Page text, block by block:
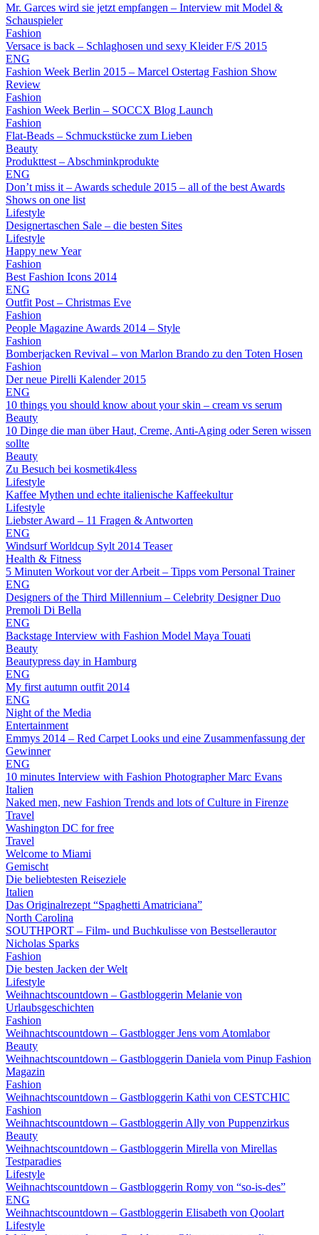
Mr. Garces wird sie jetzt empfangen – Interview mit Model &
Schauspieler
Fashion
Versace is back – Schlaghosen und sexy Kleider F/S 2015
ENG
Fashion Week Berlin 2015 – Marcel Ostertag Fashion Show
Review
Fashion
Fashion Week Berlin – SOCCX Blog Launch
Fashion
Flat-Beads – Schmuckstücke zum Lieben
Beauty
Produkttest – Abschminkprodukte
ENG
Don’t miss it – Awards schedule 2015 – all of the best Awards
Shows on one list
Lifestyle
Designertaschen Sale – die besten Sites
Lifestyle
Happy new Year
Fashion
Best Fashion Icons 2014
ENG
Outfit Post – Christmas Eve
Fashion
People Magazine Awards 2014 – Style
Fashion
Bomberjacken Revival – von Marlon Brando zu den Toten Hosen
Fashion
Der neue Pirelli Kalender 2015
ENG
10 things you should know about your skin – cream vs serum
Beauty
10 Dinge die man über Haut, Creme, Anti-Aging oder Seren wissen
sollte
Beauty
Zu Besuch bei kosmetik4less
Lifestyle
Kaffee Mythen und echte italienische Kaffeekultur
Lifestyle
Liebster Award – 11 Fragen & Antworten
ENG
Windsurf Worldcup Sylt 2014 Teaser
Health & Fitness
5 Minuten Workout vor der Arbeit – Tipps vom Personal Trainer
ENG
Designers of the Third Millennium – Celebrity Designer Duo
Premoli Di Bella
ENG
Backstage Interview with Fashion Model Maya Touati
Beauty
Beautypress day in Hamburg
ENG
My first autumn outfit 2014
ENG
Night of the Media
Entertainment
Emmys 2014 – Red Carpet Looks und eine Zusammenfassung der
Gewinner
ENG
10 minutes Interview with Fashion Photographer Marc Evans
Italien
Naked men, new Fashion Trends and lots of Culture in Firenze
Travel
Washington DC for free
Travel
Welcome to Miami
Gemischt
Die beliebtesten Reiseziele
Italien
Das Originalrezept “Spaghetti Amatriciana”
North Carolina
SOUTHPORT – Film- und Buchkulisse von Bestsellerautor
Nicholas Sparks
Fashion
Die besten Jacken der Welt
Lifestyle
Weihnachtscountdown – Gastbloggerin Melanie von
Urlaubsgeschichten
Fashion
Weihnachtscountdown – Gastblogger Jens vom Atomlabor
Beauty
Weihnachtscountdown – Gastbloggerin Daniela vom Pinup Fashion
Magazin
Fashion
Weihnachtscountdown – Gastbloggerin Kathi von CESTCHIC
Fashion
Weihnachtscountdown – Gastbloggerin Ally von Puppenzirkus
Beauty
Weihnachtscountdown – Gastbloggerin Mirella von Mirellas
Testparadies
Lifestyle
Weihnachtscountdown – Gastbloggerin Romy von “so-is-des”
ENG
Weihnachtscountdown – Gastbloggerin Elisabeth von Qoolart
Lifestyle